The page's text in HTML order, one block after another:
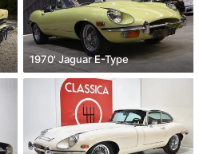
1970' Jaguar E-Type